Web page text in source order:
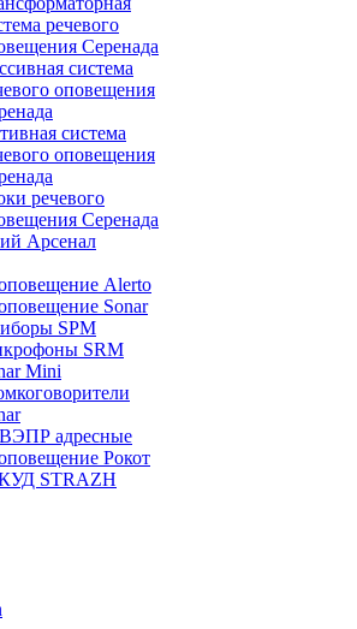
речевого
Серенада
система
оповещения
система
оповещения
речевого
Серенада
Арсенал
Alerto
Sonar
SPM
SRM
Mini
адресные
Рокот
STRAZH